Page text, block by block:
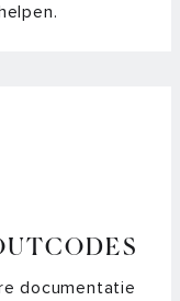
documentatie